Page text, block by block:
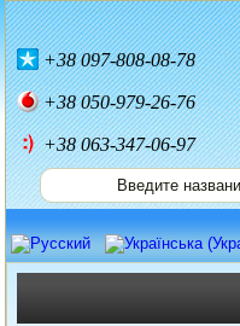
+38097-808-08-78
+38050-979-26-76
+38 063-347-06-97